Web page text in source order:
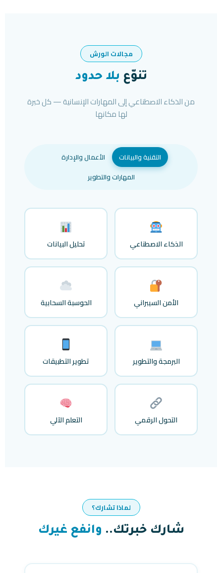
مجالات الورش
تنوّع بلا حدود
من الذكاء الاصطناعي إلى المهارات الإنسانية — كل خبرة
لها مكانها
التقنية والبيانات
الأعمال والإدارة
المهارات والتطوير
الذكاء الاصطناعي تحليل البيانات
الأمن السيبراني الحوسبة السحابية
البرمجة والتطوير تطوير التطبيقات
التحول الرقمي التعلم الآلي
لماذا تشارك؟
شارك خبرتك.. وانفع غيرك